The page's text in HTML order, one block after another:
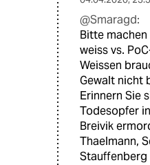
@Smaragd:
Bitte
weiss vs.
Weissen
Gewalt nicht
Erinnern Sie
Todesopfer
Breivik
Thaelmann,
Stauffenberg